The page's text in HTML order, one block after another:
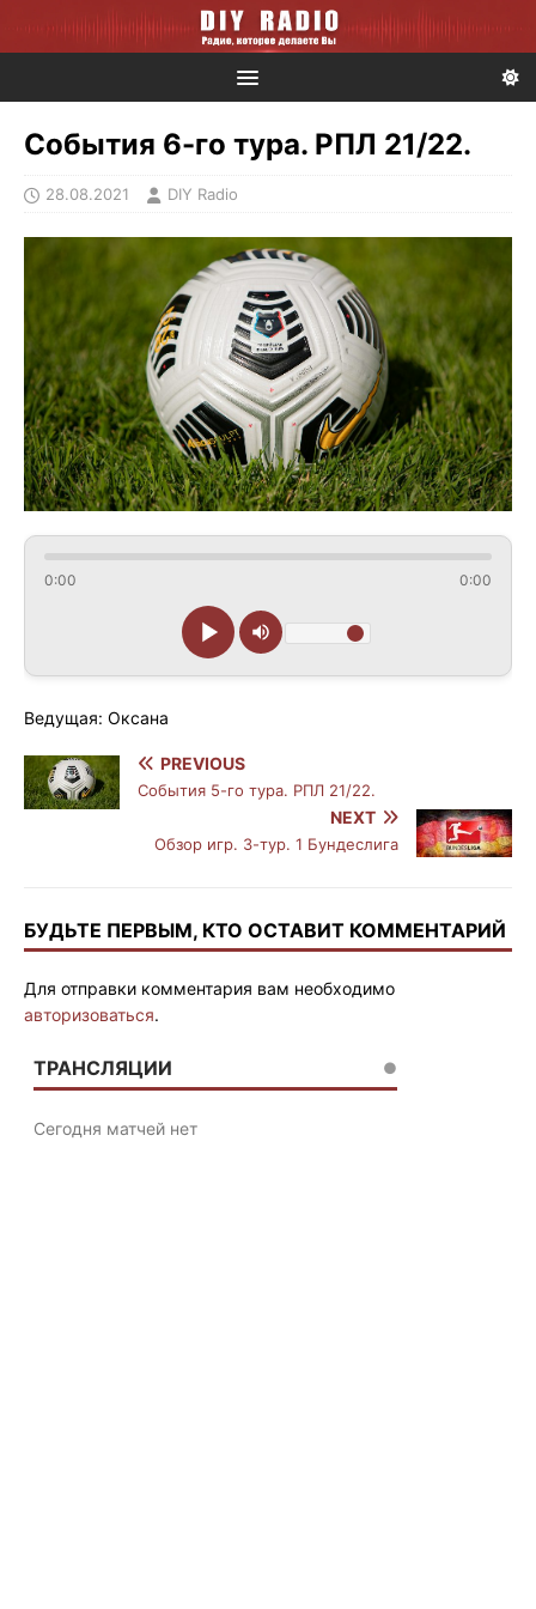
События 6-го тура. РПЛ 21/22.
28.08.2021 DIY Radio
0:00 0:00
Ведущая: Оксана
PREVIOUS
События 5-го тура. РПЛ 21/22.
NEXT
Обзор игр. 3-тур. 1 Бундеслига
БУДЬТЕ ПЕРВЫМ, КТО ОСТАВИТ КОММЕНТАРИЙ
Для отправки комментария вам необходимо
авторизоваться.